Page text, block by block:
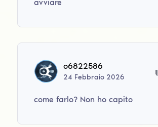
avviare
o6822586
24 Febbraio 2026
come farlo? Non ho capito